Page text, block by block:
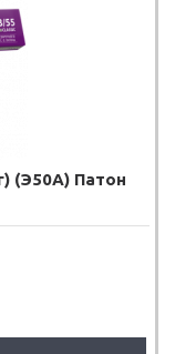
(Э50А) Патон